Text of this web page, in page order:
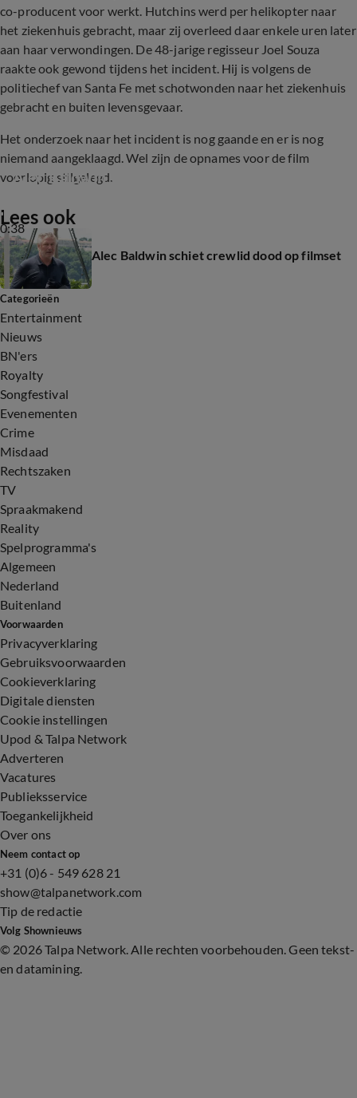
co-producent voor werkt. Hutchins werd per helikopter naar
het ziekenhuis gebracht, maar zij overleed daar enkele uren later
aan haar verwondingen. De 48-jarige regisseur Joel Souza
raakte ook gewond tijdens het incident. Hij is volgens de
politiechef van Santa Fe met schotwonden naar het ziekenhuis
gebracht en buiten levensgevaar.
Het onderzoek naar het incident is nog gaande en er is nog
niemand aangeklaagd. Wel zijn de opnames voor de film
voorlopig stilgelegd.
0:38
Alec Baldwin schiet crewlid dood op filmset
Lees ook
Alec Baldwin schiet crewlid dood op filmset
Categorieën
Entertainment
Nieuws
BN'ers
Royalty
Songfestival
Evenementen
Crime
Misdaad
Rechtszaken
TV
Spraakmakend
Reality
Spelprogramma's
Algemeen
Nederland
Buitenland
Voorwaarden
Privacyverklaring
Gebruiksvoorwaarden
Cookieverklaring
Digitale diensten
Cookie instellingen
Upod & Talpa Network
Adverteren
Vacatures
Publieksservice
Toegankelijkheid
Over ons
Neem contact op
+31 (0)6 - 549 628 21
show@talpanetwork.com
Tip de redactie
Volg Shownieuws
© 2026 Talpa Network. Alle rechten voorbehouden. Geen tekst-
en datamining.